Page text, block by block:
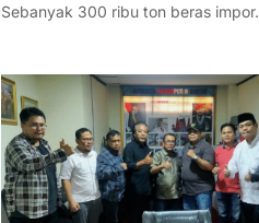
Sebanyak 300 ribu ton beras